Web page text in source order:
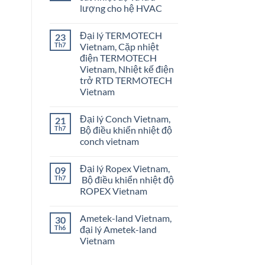
lượng cho hệ HVAC
bình
luận
ở
Onicon
Vietnam
–
Giám
sát
nhiệt
lưu
lượng
cho
hệ
23
Th7
Đại lý TERMOTECH
Vietnam, Cặp nhiệt
điện TERMOTECH
Vietnam, Nhiệt kế điện
trở RTD TERMOTECH
Vietnam
bình
luận
ở
Đại
Vietnam,
Cặp
nhiệt
điện
TERMOTECH
kế
điện
trở
RTD
21
Th7
Đại lý Conch Vietnam,
Bộ điều khiển nhiệt độ
conch vietnam
bình
luận
ở
Đại
Vietnam,
Bộ
điều
khiển
nhiệt
09
Th7
Đại lý Ropex Vietnam,
Bộ điều khiển nhiệt độ
ROPEX Vietnam
bình
luận
ở
Đại
30
Th6
Ametek-land Vietnam,
đại lý Ametek-land
Vietnam